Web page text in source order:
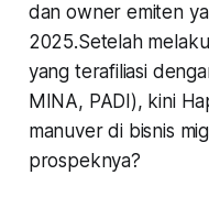
dan owner emiten
2025.Setelah
yang terafiliasi
MINA, PADI), kini
manuver di bisnis
prospeknya?